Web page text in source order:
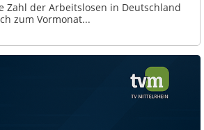
Zahl der Arbeitslosen in Deutschland
zum Vormonat...